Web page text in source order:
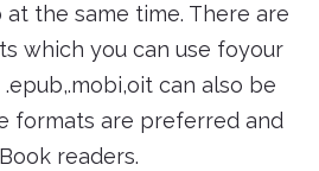
the same time. There are
which you can use foyour
can also be
formats are preferred and
readers.